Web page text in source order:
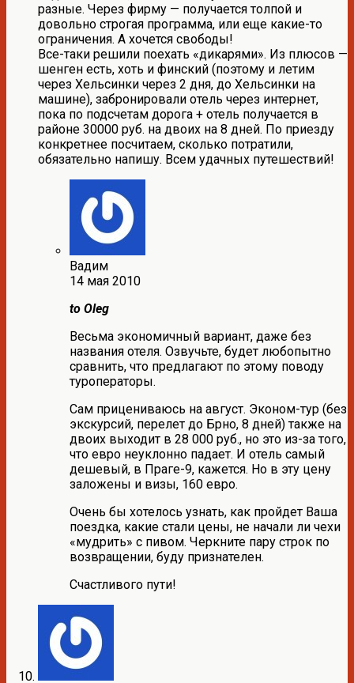
разные. Через фирму — получается толпой и
довольно строгая программа, или еще какие-то
ограничения. А хочется свободы!
Все-таки решили поехать «дикарями». Из плюсов —
шенген есть, хоть и финский (поэтому и летим
через Хельсинки через 2 дня, до Хельсинки на
машине), забронировали отель через интернет,
пока по подсчетам дорога + отель получается в
районе 30000 руб. на двоих на 8 дней. По приезду
конкретнее посчитаем, сколько потратили,
обязательно напишу. Всем удачных путешествий!
Вадим
14 мая 2010
to Oleg
Весьма экономичный вариант, даже без
названия отеля. Озвучьте, будет любопытно
сравнить, что предлагают по этому поводу
туроператоры.
Сам прицениваюсь на август. Эконом-тур (без
экскурсий, перелет до Брно, 8 дней) также на
двоих выходит в 28 000 руб., но это из-за того,
что евро неуклонно падает. И отель самый
дешевый, в Праге-9, кажется. Но в эту цену
заложены и визы, 160 евро.
Очень бы хотелось узнать, как пройдет Ваша
поездка, какие стали цены, не начали ли чехи
«мудрить» с пивом. Черкните пару строк по
возвращении, буду признателен.
Счастливого пути!